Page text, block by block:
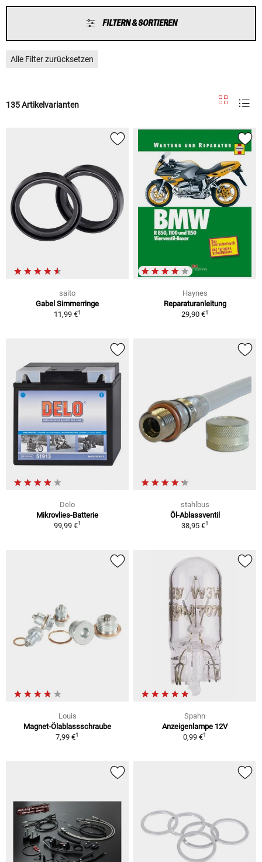
FILTERN & SORTIEREN
Alle Filter zurücksetzen
135 Artikelvarianten
saito
Gabel Simmerringe
11,99 €1
Haynes
Reparaturanleitung
29,90 €1
Delo
Mikrovlies-Batterie
99,99 €1
stahlbus
Öl-Ablassventil
38,95 €1
Louis
Magnet-Ölablassschraube
7,99 €1
Spahn
Anzeigenlampe 12V
0,99 €1